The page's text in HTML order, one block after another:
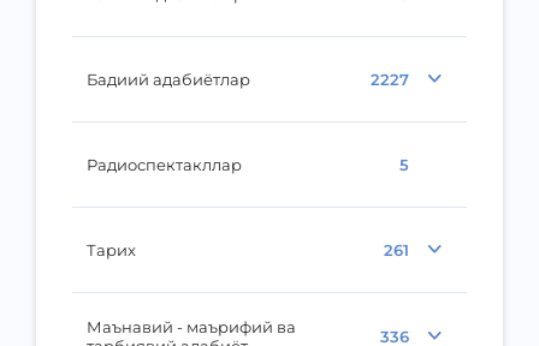
Бадиий адабиётлар 2227
Радиоспектакллар 5
Тарих 261
Маънавий - маърифий ва
336